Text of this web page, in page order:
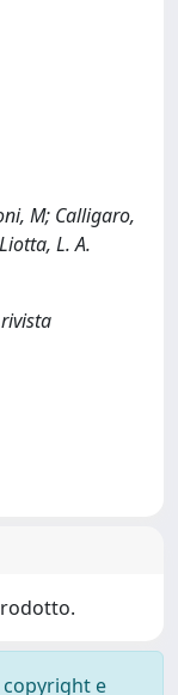
M; Calligaro,
L. A.
e